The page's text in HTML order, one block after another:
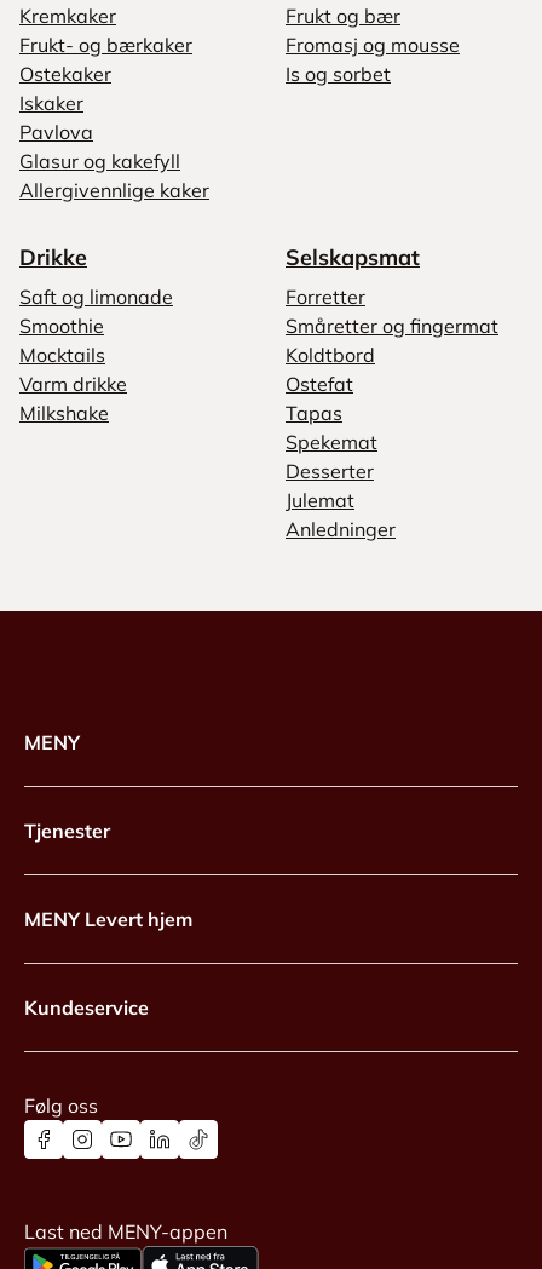
Kremkaker
Frukt- og bærkaker
Ostekaker
Iskaker
Pavlova
Glasur og kakefyll
Allergivennlige kaker
Frukt og bær
Fromasj og mousse
Is og sorbet
Drikke
Saft og limonade
Smoothie
Mocktails
Varm drikke
Milkshake
Selskapsmat
Forretter
Småretter og fingermat
Koldtbord
Ostefat
Tapas
Spekemat
Desserter
Julemat
Anledninger
MENY
Tjenester
MENY Levert hjem
Kundeservice
Følg oss
Last ned MENY-appen